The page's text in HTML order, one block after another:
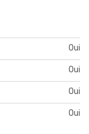
Oui
Oui
Oui
Oui